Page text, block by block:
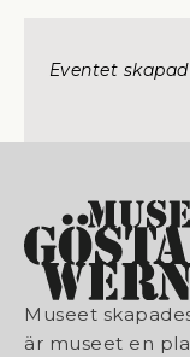
Eventet
Museet
är museet en